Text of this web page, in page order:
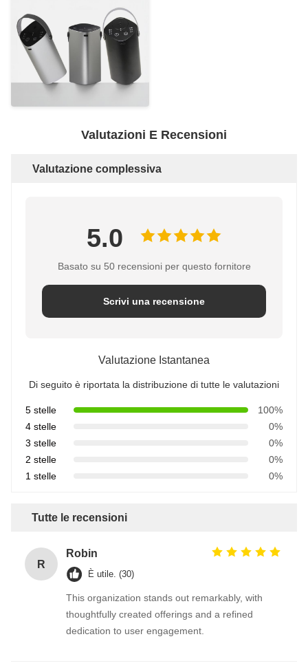
Valutazioni E Recensioni
Valutazione complessiva
5.0
Basato su 50 recensioni per questo fornitore
Scrivi una recensione
Valutazione Istantanea
Di seguito è riportata la distribuzione di tutte le valutazioni
5 stelle
100%
4 stelle
0%
3 stelle
0%
2 stelle
0%
1 stelle
0%
Tutte le recensioni
R
Robin
È utile. (30)
This organization stands out remarkably, with
thoughtfully created offerings and a refined
dedication to user engagement.